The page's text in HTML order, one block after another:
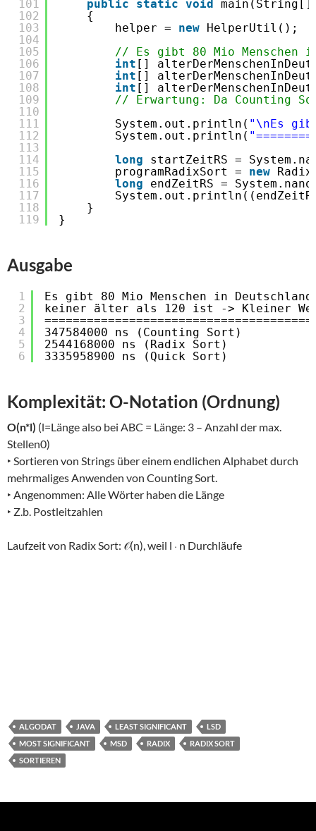
101
102
103
104
105
106
107
108
109
110
111
112
113
114
115
116
117
118
119
public static void
{
helper = new
HelperUtil();
// Es gibt 80 Mio Menschen
int []
int []
int []
// Erwartung: Da Counting
System.out.println( "\nEs
System.out.println(
long
startZeitRS =
programRadixSort = new
long
endZeitRS =
}
}
Ausgabe
1
2
3
4
5
6
Es gibt 80 Mio Menschen in
keiner älter als 120 ist -> Kleiner
347584000 ns (Counting Sort)
2544168000 ns (Radix Sort)
3335958900 ns (Quick Sort)
Komplexität: O-Notation (Ordnung)
O(n*l) (l=Länge also bei ABC = Länge: 3 – Anzahl der max.
Stellen0)
‣ Sortieren von Strings über einem endlichen Alphabet durch
mehrmaliges Anwenden von Counting Sort.
‣ Angenommen: Alle Wörter haben die Länge
‣ Z.b. Postleitzahlen
Laufzeit von Radix Sort: 𝒪(n), weil l ⋅ n Durchläufe
ALGODAT JAVA LEAST SIGNIFICANT
LSD
MOST SIGNIFICANT
MSD RADIX
RADIX SORT
SORTIEREN